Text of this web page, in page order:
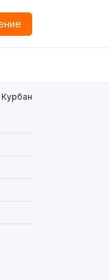
Курбан